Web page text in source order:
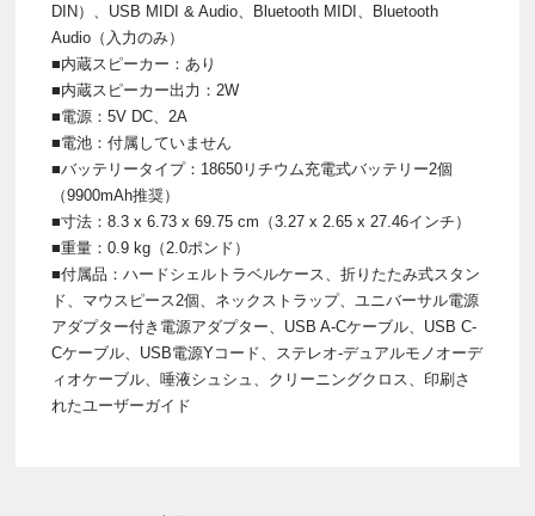
DIN）、USB MIDI & Audio、Bluetooth MIDI、Bluetooth
Audio（入力のみ）
■内蔵スピーカー：あり
■内蔵スピーカー出力：2W
■電源：5V DC、2A
■電池：付属していません
■バッテリータイプ：18650リチウム充電式バッテリー2個
（9900mAh推奨）
■寸法：8.3 x 6.73 x 69.75 cm（3.27 x 2.65 x 27.46インチ）
■重量：0.9 kg（2.0ポンド）
■付属品：ハードシェルトラベルケース、折りたたみ式スタン
ド、マウスピース2個、ネックストラップ、ユニバーサル電源
アダプター付き電源アダプター、USB A-Cケーブル、USB C-
Cケーブル、USB電源Yコード、ステレオ-デュアルモノオーデ
ィオケーブル、唾液シュシュ、クリーニングクロス、印刷さ
れたユーザーガイド